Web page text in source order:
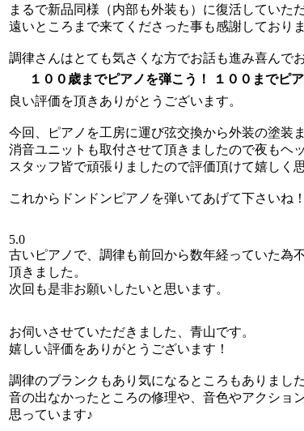
まるで新品同様（内部も外装も）に復活していた
遠いところまで来てくださった事も感謝しており
調律さんはとても気さくな方でお話も進み喜んでお
１００歳までピアノを弾こう！ １００までピ
良い評価を頂きありがとうございます。
今回、ピアノを工房に運び弦交換から外装の塗装
消音ユニットも取付させて頂きましたので夜もヘ
スタッフ皆で頑張りましたので評価頂けて嬉しく
これからドンドンピアノを弾いてあげて下さいね！
5.0
古いピアノで、調律も前回から数年経っていた為
頂きました。
次回も是非お願いしたいと思います。
お伺いさせていただきました、青山です。
嬉しい評価をありがとうございます！
調律のブランクもあり気になるところもありまし
音の出なかったところの修理や、音色やアクショ
思っています♪